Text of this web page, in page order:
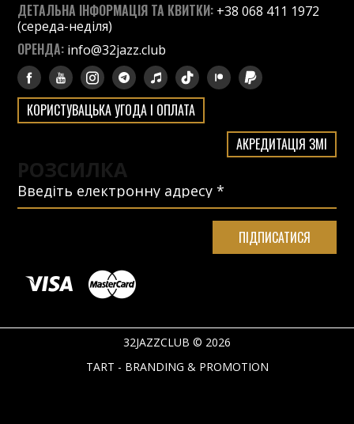
ДЕТАЛЬНА ІНФОРМАЦІЯ ТА КВИТКИ: +38 068 411 1972
(середа-неділя)
ОРЕНДА: info@32jazz.club
КОРИСТУВАЦЬКА УГОДА І ОПЛАТА
АКРЕДИТАЦІЯ ЗМІ
РОЗСИЛКА
32JAZZCLUB © 2026
TART - BRANDING & PROMOTION